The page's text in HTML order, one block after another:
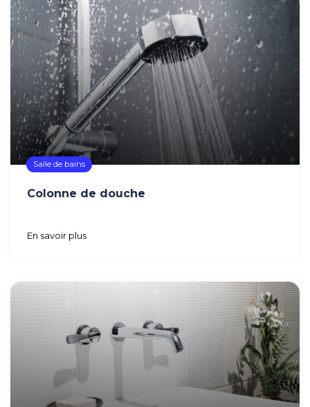
Salle de bains
Colonne de douche
En savoir plus